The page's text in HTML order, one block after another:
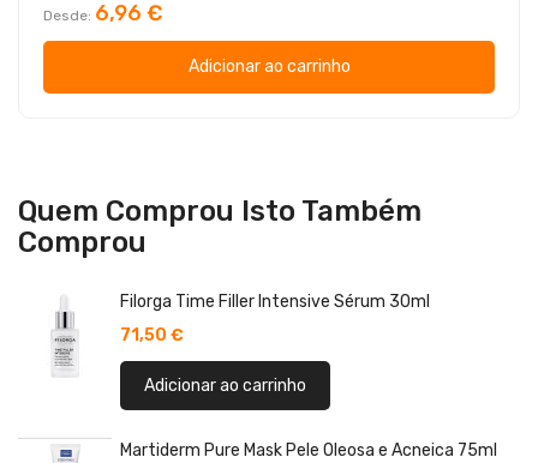
Desde 6,96 €
Adicionar ao carrinho
Quem Comprou Isto Também
Comprou
Filorga Time Filler Intensive Sérum 30ml
71,50 €
Adicionar ao carrinho
Martiderm Pure Mask Pele Oleosa e Acneica 75ml